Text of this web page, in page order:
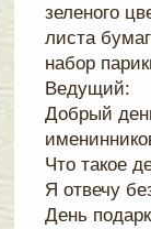
зеленого
листа
набор
Ведущий:
Добрый
Что такое
Я отвечу
День